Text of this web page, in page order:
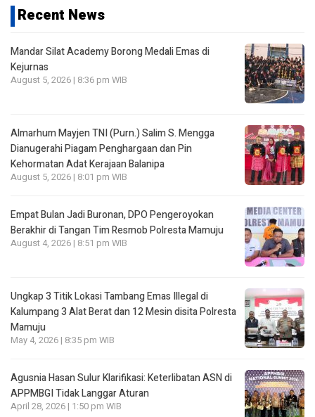
Recent News
Mandar Silat Academy Borong Medali Emas di
Kejurnas
August 5, 2026 | 8:36 pm WIB
Almarhum Mayjen TNI (Purn.) Salim S. Mengga
Dianugerahi Piagam Penghargaan dan Pin
Kehormatan Adat Kerajaan Balanipa
August 5, 2026 | 8:01 pm WIB
Empat Bulan Jadi Buronan, DPO Pengeroyokan
Berakhir di Tangan Tim Resmob Polresta Mamuju
August 4, 2026 | 8:51 pm WIB
Ungkap 3 Titik Lokasi Tambang Emas Illegal di
Kalumpang 3 Alat Berat dan 12 Mesin disita Polresta
Mamuju
May 4, 2026 | 8:35 pm WIB
Agusnia Hasan Sulur Klarifikasi: Keterlibatan ASN di
APPMBGI Tidak Langgar Aturan
April 28, 2026 | 1:50 pm WIB